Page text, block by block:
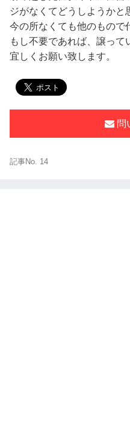
ジがなくてどうしようかと
今の所なくても他のもので
もし不要であれば、譲って
宜しくお願い致します。
問
記事No. 14